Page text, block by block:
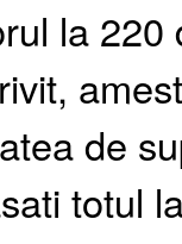
la
de
totul